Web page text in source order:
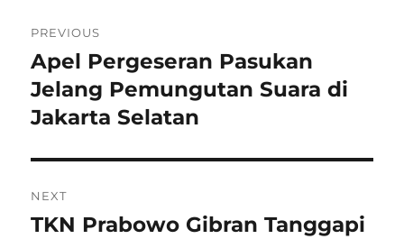
pos
PREVIOUS
Previous
post:
Apel Pergeseran Pasukan
Jelang Pemungutan Suara di
Jakarta Selatan
NEXT
Next
TKN Prabowo Gibran Tanggapi